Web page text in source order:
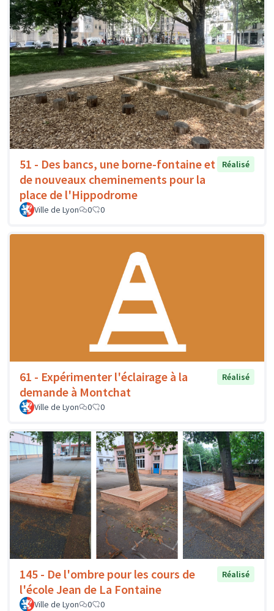
51 - Des bancs, une borne-fontaine et
de nouveaux cheminements pour la
place de l'Hippodrome
Réalisé
Ville de Lyon 0 0
61 - Expérimenter l'éclairage à la
demande à Montchat
Réalisé
Ville de Lyon 0 0
145 - De l'ombre pour les cours de
l'école Jean de La Fontaine
Réalisé
Ville de Lyon 0 0